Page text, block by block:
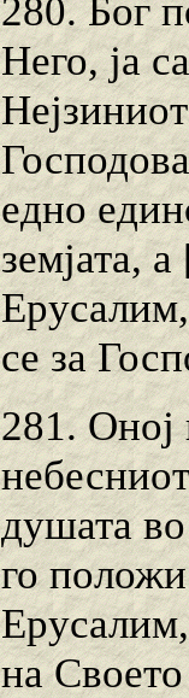
280. Бог
Него, ја
едно
земјата,
се за
281. Оној
душата во
го
на